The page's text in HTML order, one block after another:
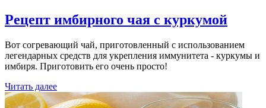
Рецепт имбирного чая с куркумой
Вот согревающий чай, приготовленный с использованием
легендарных средств для укрепления иммунитета - куркумы и
имбиря. Приготовить его очень просто!
Читать далее